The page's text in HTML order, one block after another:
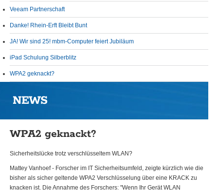
Veeam Partnerschaft
Danke! Rhein-Erft Bleibt Bunt
JA! Wir sind 25! mbm-Computer feiert Jubiläum
iPad Schulung Silberblitz
WPA2 geknackt?
NEWS
WPA2 geknackt?
Sicherheitslücke trotz verschlüsseltem WLAN?
Mattey Vanhoef - Forscher im IT Sicherheitsumfeld, zeigte kürzlich wie die
bisher als sicher geltende WPA2 Verschlüsselung über eine KRACK zu
knacken ist. Die Annahme des Forschers: "Wenn Ihr Gerät WLAN